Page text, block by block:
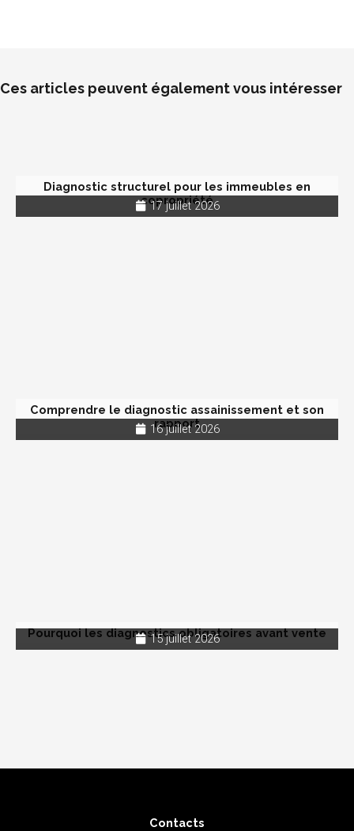
Ces articles peuvent également vous intéresser
Diagnostic structurel pour les immeubles en
copropriété
17 juillet 2026
Comprendre le diagnostic assainissement et son
rapport
16 juillet 2026
Pourquoi les diagnostics obligatoires avant vente
15 juillet 2026
Contacts